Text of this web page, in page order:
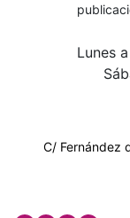
Lunes
C/ Fernández